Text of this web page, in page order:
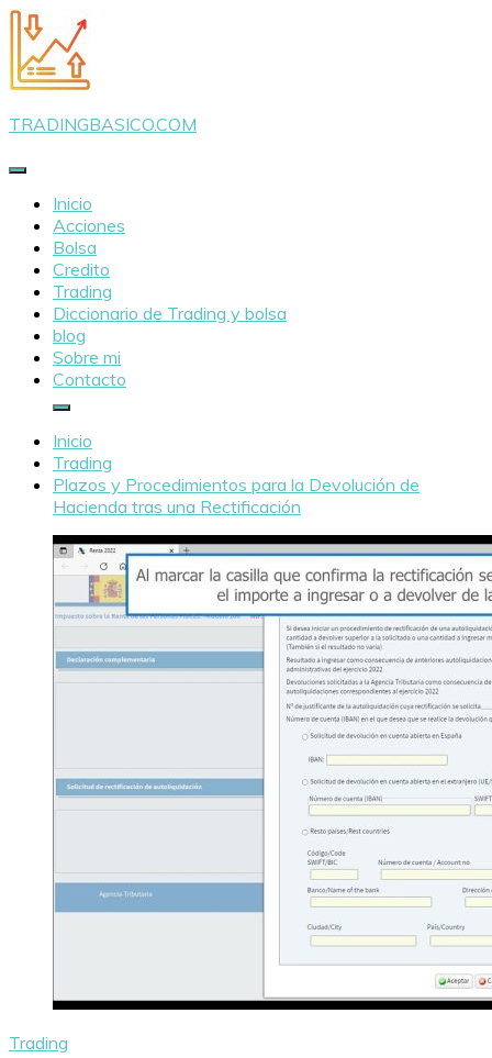
Saltar
al
contenido
TRADINGBASICO.COM
Inicio
Acciones
Bolsa
Credito
Trading
Diccionario de Trading y bolsa
blog
Sobre mi
Contacto
Inicio
Trading
Plazos y Procedimientos para la Devolución de
Hacienda tras una Rectificación
Trading